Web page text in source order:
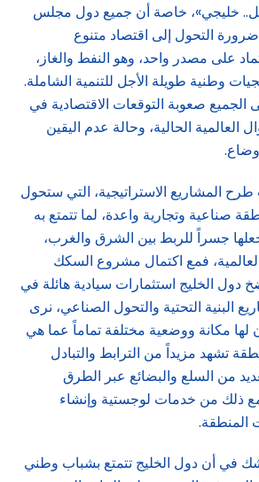
خليجي»، خاصة أن جميع دول مجلس
ضرورة التحول إلى اقتصاد متنوع
على مصدر واحد، وهو النفط والغاز،
وطنية طويلة الأجل للتنمية الشاملة.
الجميع صعوبة التوقعات الاقتصادية في
العالمية الحالية، وحالة عدم اليقين
طرح المشاريع الاستراتيجية، التي ستحول
صناعية وتجارية واعدة، لما تتمتع به
جسراً للربط بين الشرق والغرب،
فمع اكتمال مشروع السكك
دول الخليج استثمارات سيادية هائلة في
البنية التحتية والتحول الصناعي، نرى
مكانة ووضعية مختلفة تماماً عما هي
تشهد مزيداً من الترابط والتبادل
من السلع والبضائع عبر الطرق
مع ذلك من خدمات لوجستية وإنشاء
المنطقة.
شك في أن دول الخليج تتمتع بشباب وطني